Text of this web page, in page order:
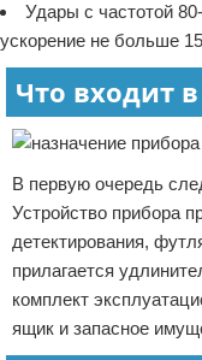
Удары с частотой
ускорение не больше
Что входит
В первую очередь
Устройство прибора
детектирования,
прилагается
комплект
ящик и запасное